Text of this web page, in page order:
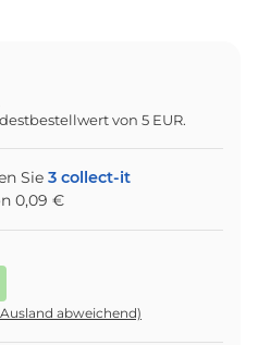
von 5 EUR.
Sie 3 collect-it
0,09 €
abweichend)